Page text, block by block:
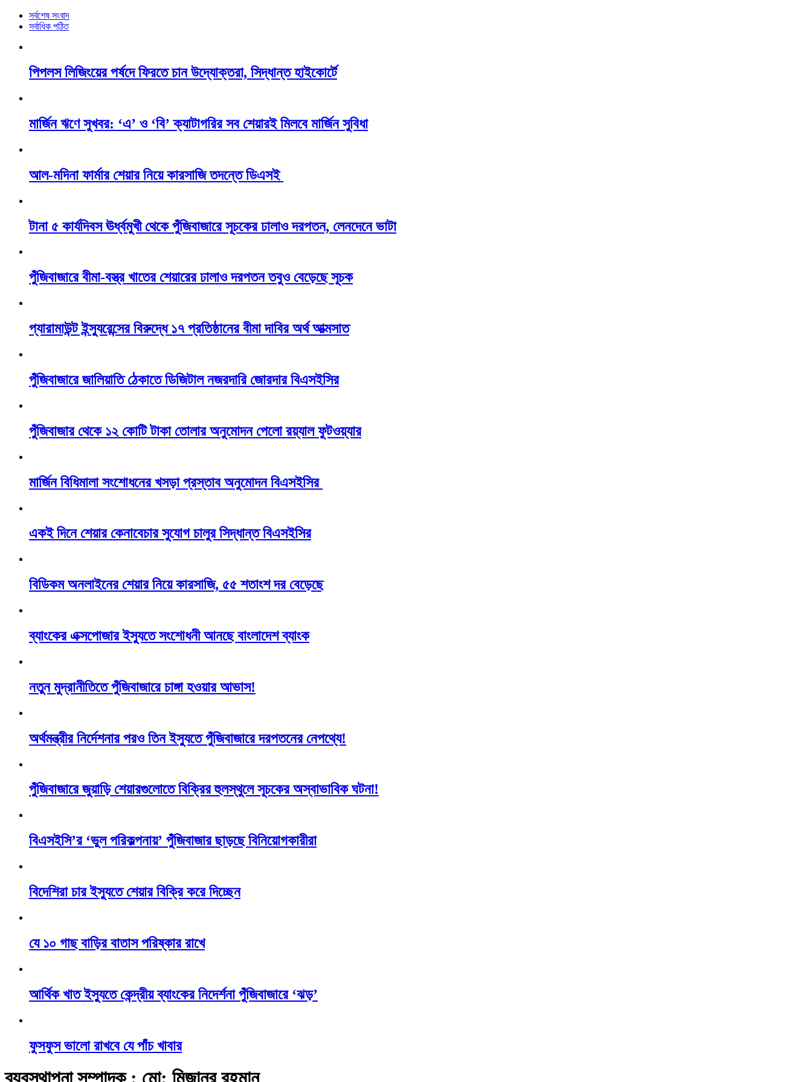
সর্বশেষ সংবাদ
সর্বাধিক পঠিত
পিপলস লিজিংয়ের পর্ষদে ফিরতে চান উদ্যোক্তরা, সিদ্ধান্ত হাইকোর্টে
মার্জিন ঋণে সুখবর: ‘এ’ ও ‘বি’ ক্যাটাগরির সব শেয়ারই মিলবে মার্জিন সুবিধা
আল-মদিনা ফার্মার শেয়ার নিয়ে কারসাজি তদন্তে ডিএসই
টানা ৫ কার্যদিবস ঊর্ধ্বমুখী থেকে পুঁজিবাজারে সূচকের ঢালাও দরপতন, লেনদেনে ভাটা
পুঁজিবাজারে বীমা-বস্ত্র খাতের শেয়ারের ঢালাও দরপতন তবুও বেড়েছে সূচক
প্যারামাউন্ট ইন্স্যুরেন্সের বিরুদ্ধে ১৭ প্রতিষ্ঠানের বীমা দাবির অর্থ আত্মসাত
পুঁজিবাজারে জালিয়াতি ঠেকাতে ডিজিটাল নজরদারি জোরদার বিএসইসির
পুঁজিবাজার থেকে ১২ কোটি টাকা তোলার অনুমোদন পেলো রয়্যাল ফুটওয়্যার
মার্জিন বিধিমালা সংশোধনের খসড়া প্রস্তাব অনুমোদন বিএসইসির
একই দিনে শেয়ার কেনাবেচার সুযোগ চালুর সিদ্ধান্ত বিএসইসির
বিডিকম অনলাইনের শেয়ার নিয়ে কারসাজি, ৫৫ শতাংশ দর বেড়েছে
ব্যাংকের এক্সপোজার ইস্যুতে সংশোধনী আনছে বাংলাদেশ ব্যাংক
নতুন মুদ্রানীতিতে পুঁজিবাজারে চাঙ্গা হওয়ার আভাস!
অর্থমন্ত্রীর নির্দেশনার পরও তিন ইস্যুতে পুঁজিবাজারে দরপতনের নেপথ্যে!
পুঁজিবাজারে জুয়াড়ি শেয়ারগুলোতে বিক্রির হুলস্থুলে সূচকের অস্বাভাবিক ঘটনা!
বিএসইসি’র ‘ভুল পরিকল্পনায়’ পুঁজিবাজার ছাড়ছে বিনিয়োগকারীরা
বিদেশিরা চার ইস্যুতে শেয়ার বিক্রি করে দিচ্ছেন
যে ১০ গাছ বাড়ির বাতাস পরিষ্কার রাখে
আর্থিক খাত ইস্যুতে কেন্দ্রীয় ব্যাংকের নিদের্শনা পুঁজিবাজারে ‘ঝড়’
ফুসফুস ভালো রাখবে যে পাঁচ খাবার